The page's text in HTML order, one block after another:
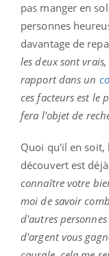
pas manger en
personnes
davantage de
les deux sont
rapport dans un
ces facteurs est le
fera l'objet de
Quoi qu'il en soit,
découvert est
connaître votre
moi de savoir
d'autres
d'argent vous